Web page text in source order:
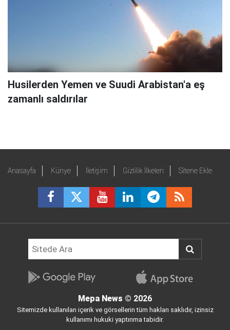
Husilerden Yemen ve Suudi Arabistan'a eş
zamanlı saldırılar
Anasayfa Künye İletişim Gizlilik İlkeleri Sitene Ekle
Mepa News © 2026
Sitemizde kullanılan içerik ve görsellerin tüm hakları saklıdır, izinsiz
kullanımı hukuki yaptırıma tabidir.